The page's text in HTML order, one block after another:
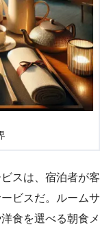
スは、宿泊者が客
ビスだ。ルームサ
食を選べる朝食メ